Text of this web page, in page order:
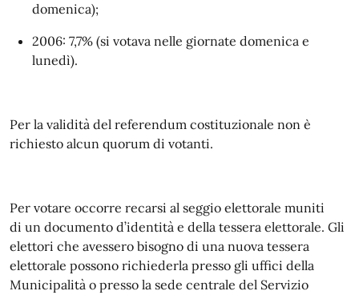
domenica);
2006: 7,7% (si votava nelle giornate domenica e
lunedì).
Per la validità del referendum costituzionale non è
richiesto alcun quorum di votanti.
Per votare occorre recarsi al seggio elettorale muniti
di un documento d’identità e della tessera elettorale. Gli
elettori che avessero bisogno di una nuova tessera
elettorale possono richiederla presso gli uffici della
Municipalità o presso la sede centrale del Servizio